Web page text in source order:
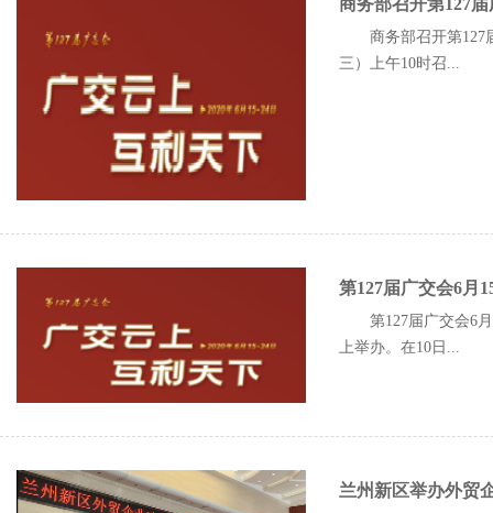
商务部召开第127
商务部召开第127
三）上午10时召...
第127届广交会6月
第127届广交会6
上举办。在10日...
兰州新区举办外贸